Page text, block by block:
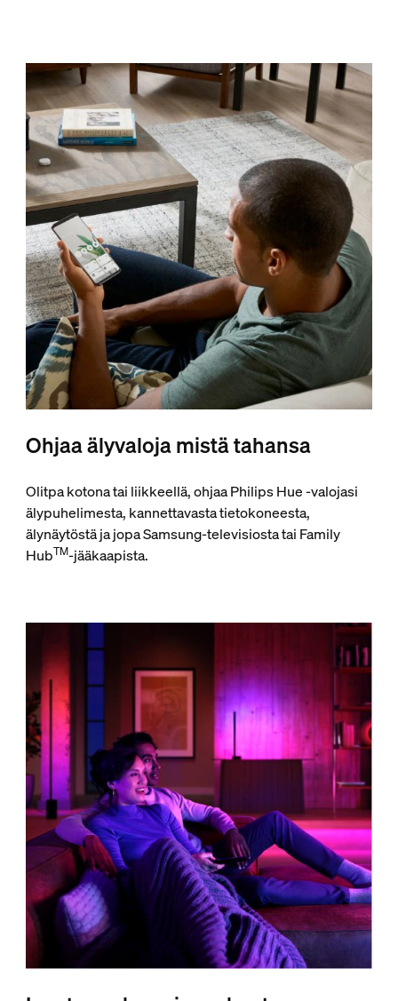
Ohjaa älyvaloja mistä tahansa
Olitpa kotona tai liikkeellä, ohjaa Philips Hue ‑valojasi
älypuhelimesta, kannettavasta tietokoneesta,
älynäytöstä ja jopa Samsung-televisiosta tai Family
HubTM-jääkaapista.